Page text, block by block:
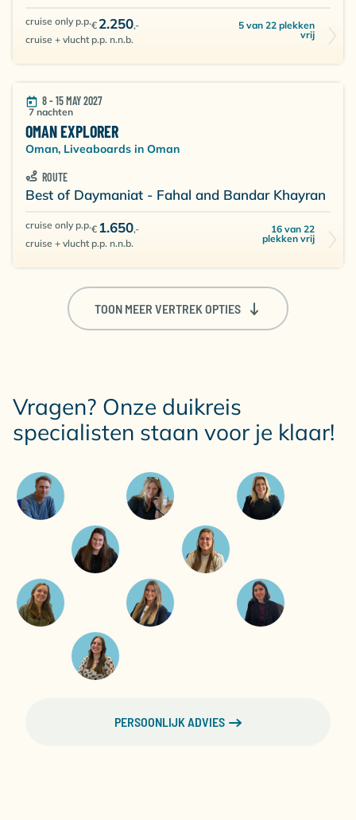
cruise only p.p.€ 2.250,-
cruise + vlucht p.p. n.n.b.
5 van 22 plekken
vrij
8 - 15 MAY 2027
7 nachten
OMAN EXPLORER
Oman, Liveaboards in Oman
ROUTE
Best of Daymaniat - Fahal and Bandar Khayran
cruise only p.p.€ 1.650,-
cruise + vlucht p.p. n.n.b.
16 van 22
plekken vrij
TOON MEER VERTREK OPTIES
Vragen? Onze duikreis
specialisten staan voor je klaar!
PERSOONLIJK ADVIES